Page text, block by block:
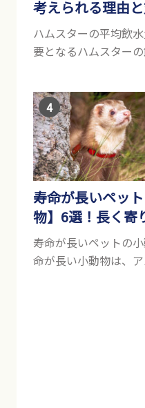
考えられる理由
説
ハムスターの平均飲
要となるハムスター
ければなりません。
種類やサイズにもよ
均10〜15c...
寿命が長いペッ
物】6選！長く寄
小動物はいる？
寿命が長いペットの
命が長い小動物は、